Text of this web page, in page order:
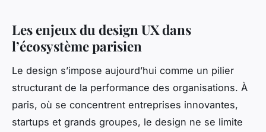
Les enjeux du design UX dans
l’écosystème parisien
Le design s’impose aujourd’hui comme un pilier
structurant de la performance des organisations. À
paris, où se concentrent entreprises innovantes,
startups et grands groupes, le design ne se limite